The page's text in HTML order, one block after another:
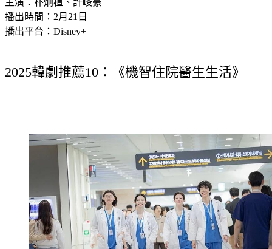
主演：朴炯植、許峻豪
播出時間：2月21日
播出平台：Disney+
2025韓劇推薦10：《機智住院醫生生活》